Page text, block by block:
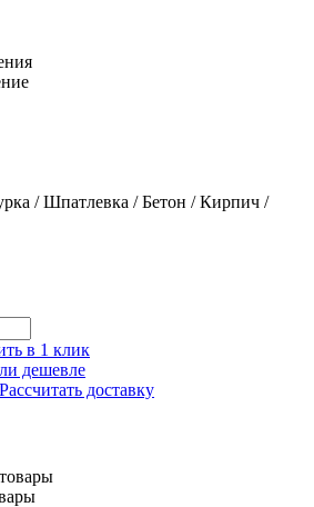
/ Шпатлевка / Бетон / Кирпич /
в 1 клик
дешевле
Рассчитать доставку